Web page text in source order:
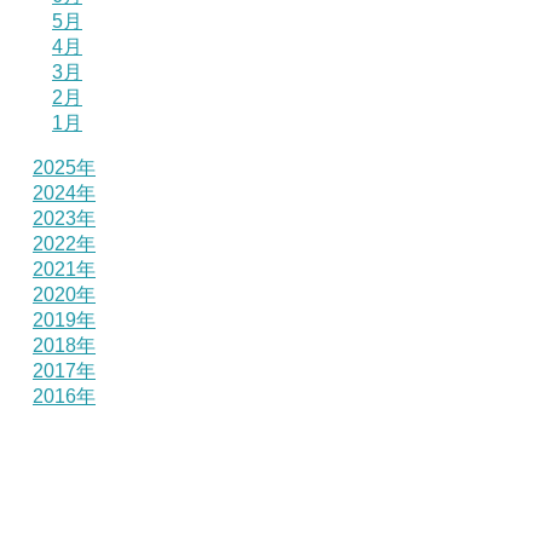
5月
4月
3月
2月
1月
2025年
2024年
2023年
2022年
2021年
2020年
2019年
2018年
2017年
2016年